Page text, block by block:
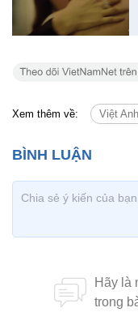
Xem thêm về: Việt Anh